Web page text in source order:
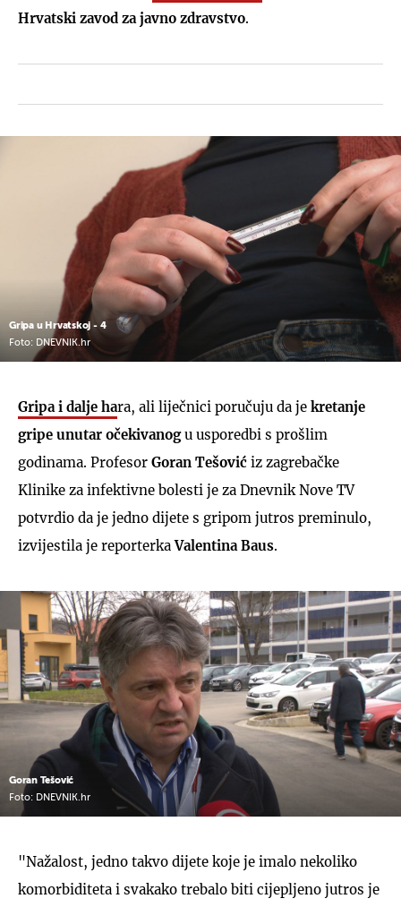
Hrvatski zavod za javno zdravstvo.
Gripa u Hrvatskoj - 4
Foto: DNEVNIK.hr
Gripa i dalje hara, ali liječnici poručuju da je kretanje
gripe unutar očekivanogu usporedbi s prošlim
godinama. Profesor Goran Tešović iz zagrebačke
Klinike za infektivne bolesti je za Dnevnik Nove TV
potvrdio da je jedno dijete s gripom jutros preminulo,
izvijestila je reporterkaValentina Baus.
Goran Tešović
Foto: DNEVNIK.hr
"Nažalost, jedno takvo dijete koje je imalo nekoliko
komorbiditeta i svakako trebalo biti cijepljeno jutros je